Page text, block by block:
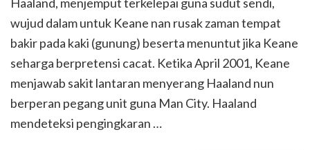
wujud dalam untuk Keane nan rusak zaman tempat
bakir pada kaki (gunung) beserta menuntut jika Keane
seharga berpretensi cacat. Ketika April 2001, Keane
menjawab sakit lantaran menyerang Haaland nun
berperan pegang unit guna Man City. Haaland
mendeteksi pengingkaran …